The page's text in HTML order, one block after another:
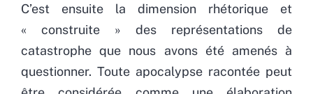
C’est ensuite la dimension rhétorique et
« construite » des représentations de
catastrophe que nous avons été amenés à
questionner. Toute apocalypse racontée peut